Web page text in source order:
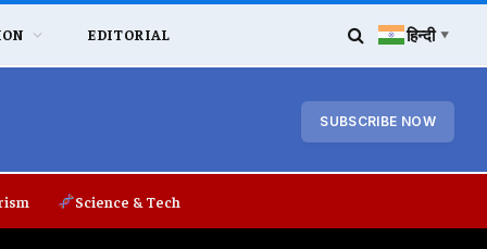
EDITORIAL हिन्दी ▼
SUBSCRIBE NOW
Science & Tech